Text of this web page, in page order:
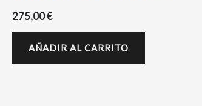
275,00€
AÑADIR AL CARRITO